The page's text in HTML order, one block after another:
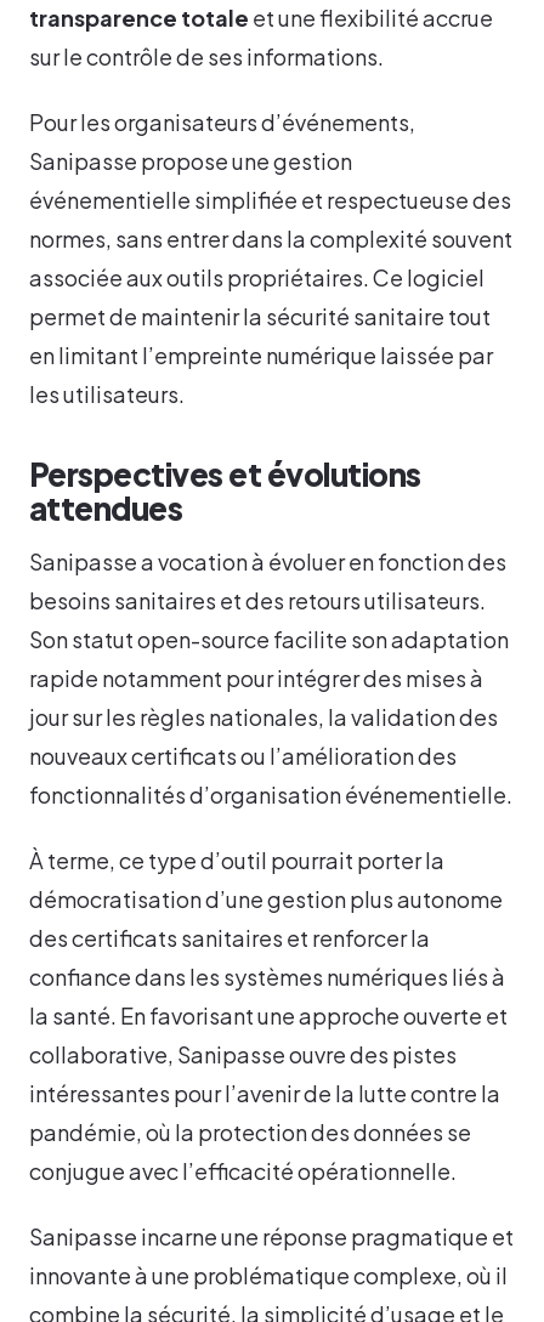
transparence totale et une flexibilité accrue
sur le contrôle de ses informations.
Pour les organisateurs d’événements,
Sanipasse propose une gestion
événementielle simplifiée et respectueuse des
normes, sans entrer dans la complexité souvent
associée aux outils propriétaires. Ce logiciel
permet de maintenir la sécurité sanitaire tout
en limitant l’empreinte numérique laissée par
les utilisateurs.
Perspectives et évolutions
attendues
Sanipasse a vocation à évoluer en fonction des
besoins sanitaires et des retours utilisateurs.
Son statut open-source facilite son adaptation
rapide notamment pour intégrer des mises à
jour sur les règles nationales, la validation des
nouveaux certificats ou l’amélioration des
fonctionnalités d’organisation événementielle.
À terme, ce type d’outil pourrait porter la
démocratisation d’une gestion plus autonome
des certificats sanitaires et renforcer la
confiance dans les systèmes numériques liés à
la santé. En favorisant une approche ouverte et
collaborative, Sanipasse ouvre des pistes
intéressantes pour l’avenir de la lutte contre la
pandémie, où la protection des données se
conjugue avec l’efficacité opérationnelle.
Sanipasse incarne une réponse pragmatique et
innovante à une problématique complexe, où il
combine la sécurité, la simplicité d’usage et le